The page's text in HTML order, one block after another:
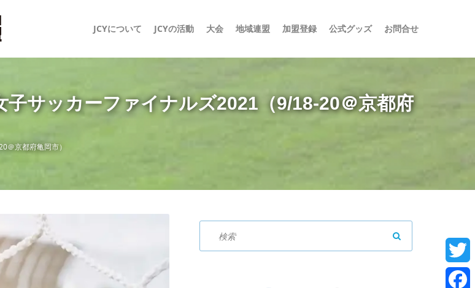
JCYについて JCYの活動 大会 地域連盟 加盟登録 公式グッズ お問合せ
子サッカーファイナルズ2021（9/18-20＠京都府
＠京都府亀岡市）